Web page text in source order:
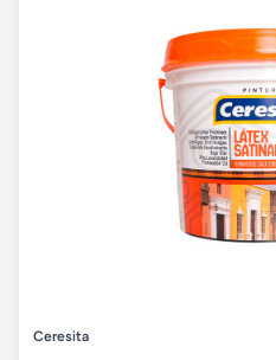
Ceresita